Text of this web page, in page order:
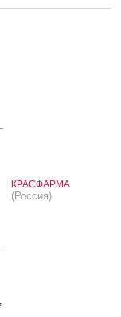
КРАСФАРМА
(Россия)